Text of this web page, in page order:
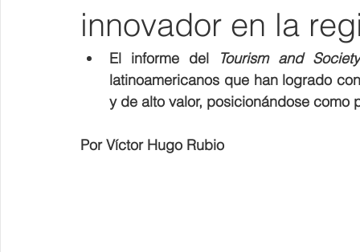
innovador en la
El informe del
Tourism and
latinoamericanos que han logrado
y de alto valor, posicionándose como
Por Víctor Hugo Rubio